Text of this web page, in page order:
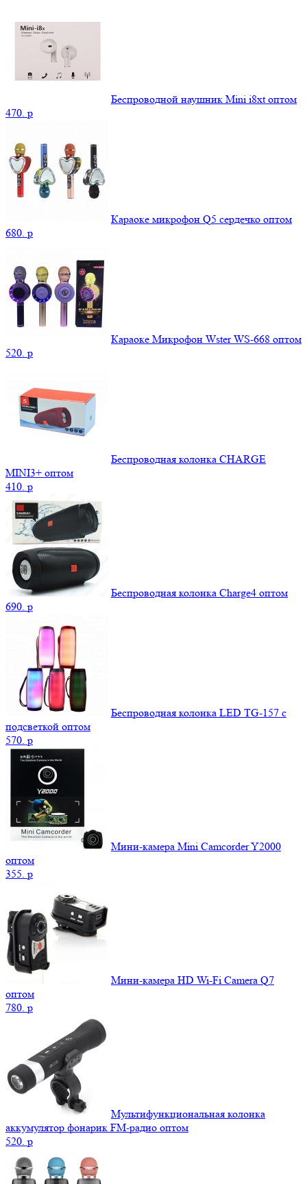
Беспроводной наушник Mini i8xt оптом
470. p
Караоке микрофон Q5 сердечко оптом
680. p
Караоке Микрофон Wster WS-668 оптом
520. p
Беспроводная колонка CHARGE
MINI3+ оптом
410. p
Беспроводная колонка Charge4 оптом
690. p
Беспроводная колонка LED TG-157 с
подсветкой оптом
570. p
Мини-камера Mini Camcorder Y2000
оптом
355. p
Мини-камера HD Wi-Fi Camera Q7
оптом
780. p
Мультифункциональная колонка
аккумулятор фонарик FM-радио оптом
520. p